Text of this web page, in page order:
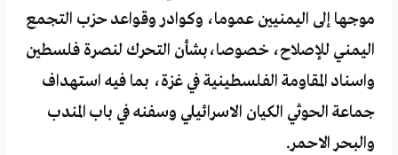
موجها إلى اليمنيين عموما، وكوادر وقواعد حزب التجمع
اليمني للإصلاح، خصوصا،بشأن التحرك لنصرة فلسطين
واسناد المقاومة الفلسطينية في غزة، بما فيه استهداف
جماعة الحوثي الكيان الاسرائيلي وسفنه في باب المندب
والبحر الاحمر.